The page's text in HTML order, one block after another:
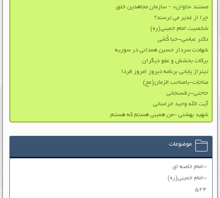
مستند «تاوان» – سازمان مجاهدین خلق
چرا از غدیر می ترسند؟
شخصیت امام خمینی(ره)
دکتر عباسی-حیا کُشی
شهادت سردار حسین همدانی در سوریه
برکات بخشش و عفو دیگران
تیتراژ پایانی برنامه دیروز امروز فردا
مناجات-یاصاحب الزمان(عج)
حاجتی-رفسنجانی
آیت الله وحید خراسانی
شهید بهشتی -من همینی هستم که هستم.
موضوعات
-امام خامنه ای
-امام خمینی(ره)
۵۲۴